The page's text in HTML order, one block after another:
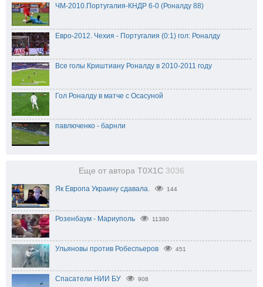
ЧМ-2010.Португалия-КНДР 6-0 (Роналду 88)
Евро-2012. Чехия - Португалия (0:1) гол: Роналду
Все голы Криштиану Роналду в 2010-2011 году
Гол Роналду в матче с Осасуной
павлюченко - барнли
Еще от автора T0X1C 3036
Як Европа Украину сдавала. 144
Розенбаум - Мариуполь 11380
Ульяновы против Робеспьеров 451
Спасатели НИИ БУ 908